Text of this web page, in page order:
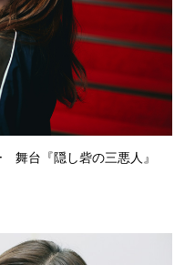
舞台『隠し砦の三悪人』